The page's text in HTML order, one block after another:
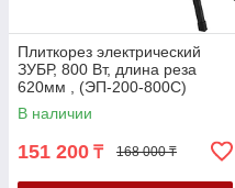
Плиткорез электрический
ЗУБР, 800 Вт, длина реза
620мм , (ЭП-200-800С)
В наличии
151 200 ₸ 168 000 ₸